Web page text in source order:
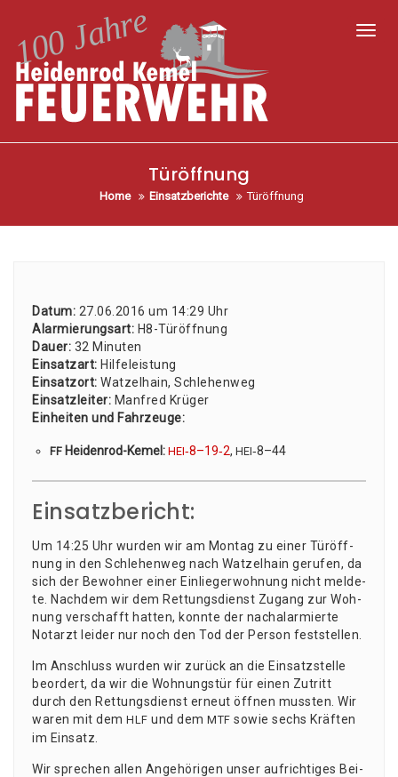
Türöffnung
Home Einsatzberichte Türöffnung
Datum: 27.06.2016 um 14:29 Uhr
Alar­mie­rungs­art: H8-Tür­öff­nung
Dau­er: 32 Minu­ten
Ein­satz­art: Hil­fe­leis­tung
Ein­satz­ort: Wat­zel­hain, Schle­hen­weg
Ein­satz­lei­ter: Man­fred Krü­ger
Ein­hei­ten und Fahr­zeu­ge:
FF Hei­den­rod-Kemel: HEI‑8–19‑2, HEI‑8–44
Einsatzbericht:
Um 14:25 Uhr wur­den wir am Mon­tag zu einer Tür­öff­
nung in den Schle­hen­weg nach Wat­zel­hain geru­fen, da
sich der Bewoh­ner einer Ein­lie­ger­woh­nung nicht mel­de­
te. Nach­dem wir dem Ret­tungs­dienst Zugang zur Woh­
nung ver­schafft hat­ten, konn­te der nach­alar­mier­te
Not­arzt lei­der nur noch den Tod der Per­son feststellen.
Im Anschluss wur­den wir zurück an die Ein­satz­stel­le
beor­dert, da wir die Woh­nungs­tür für einen Zutritt
durch den Ret­tungs­dienst erneut öff­nen muss­ten. Wir
waren mit dem HLF und dem MTF sowie sechs Kräf­ten
im Einsatz.
Wir spre­chen allen Ange­hö­ri­gen unser auf­rich­ti­ges Bei­